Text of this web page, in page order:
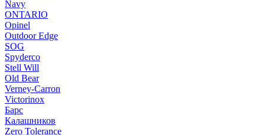
Navy
ONTARIO
Opinel
Outdoor Edge
SOG
Spyderco
Stell Will
Old Bear
Verney-Carron
Victorinox
Барс
Калашников
Zero Tolerance